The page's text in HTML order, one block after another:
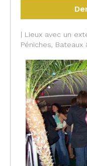
| Lieux avec un
Péniches, Bateaux